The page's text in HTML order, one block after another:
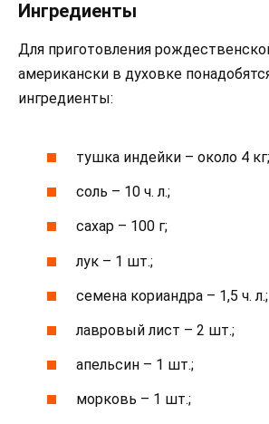
Ингредиенты
Для приготовления
американски в духовке
ингредиенты:
тушка индейки – около 4 кг;
соль – 10 ч. л.;
сахар – 100 г;
лук – 1 шт.;
семена кориандра – 1,5 ч. л.;
лавровый лист – 2 шт.;
апельсин – 1 шт.;
морковь – 1 шт.;